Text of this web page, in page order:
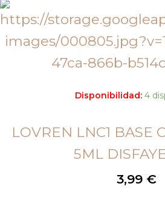
Disponibilidad: 4
LOVREN LNC1 BASE
5ML
3,99 €